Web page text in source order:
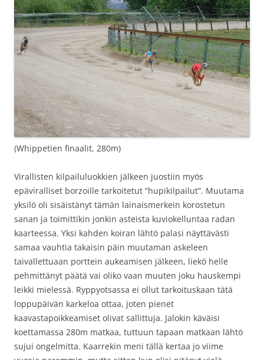
(Whippetien finaalit, 280m)
Virallisten kilpailuluokkien jälkeen juostiin myös
epäviralliset borzoille tarkoitetut ”hupikilpailut”. Muutama
yksilö oli sisäistänyt tämän lainaismerkein korostetun
sanan ja toimittikin jonkin asteista kuviokelluntaa radan
kaarteessa. Yksi kahden koiran lähtö palasi näyttävästi
samaa vauhtia takaisin päin muutaman askeleen
taivallettuaan porttein aukeamisen jälkeen, liekö helle
pehmittänyt päätä vai oliko vaan muuten joku hauskempi
leikki mielessä. Ryppyotsassa ei ollut tarkoituskaan tätä
loppupäivän karkeloa ottaa, joten pienet
kaavastapoikkeamiset olivat sallittuja. Jalokin käväisi
koettamassa 280m matkaa, tuttuun tapaan matkaan lähtö
sujui ongelmitta. Kaarrekin meni tällä kertaa jo viime